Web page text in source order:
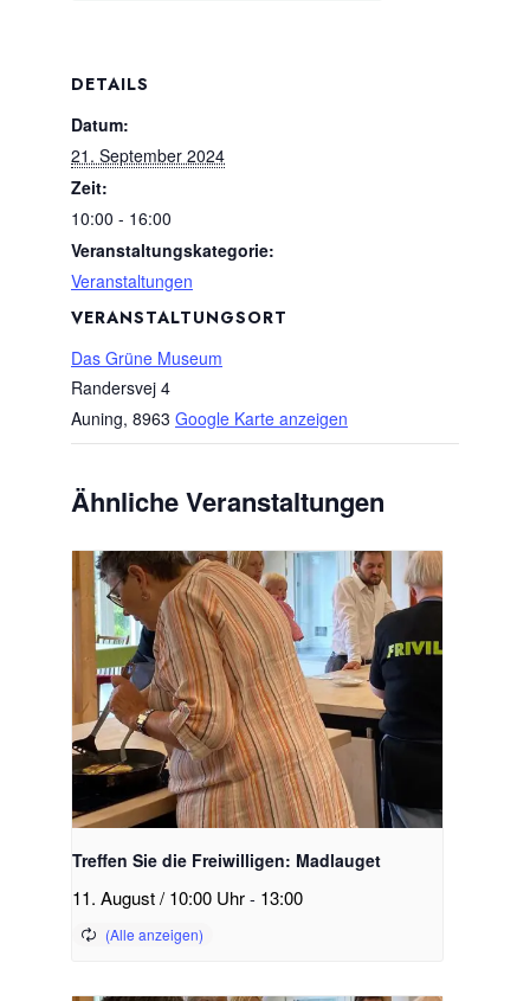
DETAILS
Datum:
21. September 2024
Zeit:
10:00 - 16:00
Veranstaltungskategorie:
Veranstaltungen
VERANSTALTUNGSORT
Das Grüne Museum
Randersvej 4
Auning, 8963 Google Karte anzeigen
Ähnliche Veranstaltungen
Treffen Sie die Freiwilligen: Madlauget
11. August / 10:00 Uhr- 13:00